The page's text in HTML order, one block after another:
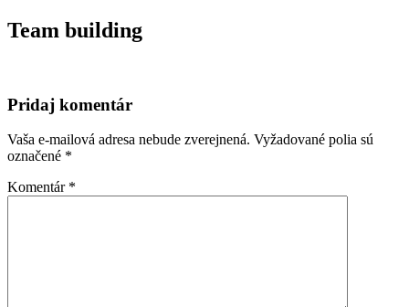
Team building
Pridaj komentár
Vaša e-mailová adresa nebude zverejnená. Vyžadované polia sú
označené *
Komentár *